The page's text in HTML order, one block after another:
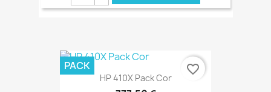
€ ONLINE
HP 410X Pack Cor
PACK favorite_border